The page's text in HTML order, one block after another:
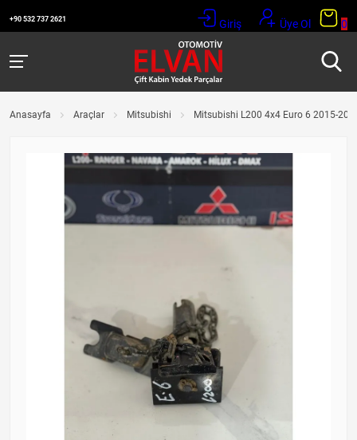
+90 532 737 2621 Giriş Üye Ol 0
Anasayfa Araçlar Mitsubishi Mitsubishi L200 4x4 Euro 6 2015-